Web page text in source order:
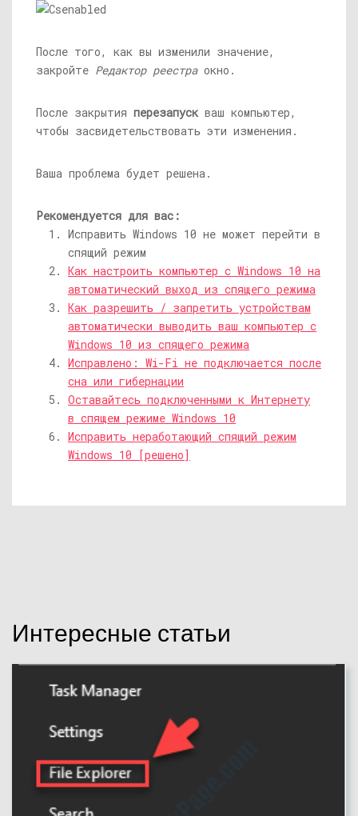
После того, как вы изменили значение,
закройте Редактор реестраокно.
После закрытия перезапускваш компьютер,
чтобы засвидетельствовать эти изменения.
Ваша проблема будет решена.
Рекомендуется для вас:
Исправить Windows 10 не может перейти в
спящий режим
Как настроить компьютер с Windows 10 на
автоматический выход из спящего режима
Как разрешить / запретить устройствам
автоматически выводить ваш компьютер с
Windows 10 из спящего режима
Исправлено: Wi-Fi не подключается после
сна или гибернации
Оставайтесь подключенными к Интернету
в спящем режиме Windows 10
Исправить неработающий спящий режим
Windows 10 [решено]
Интересные статьи